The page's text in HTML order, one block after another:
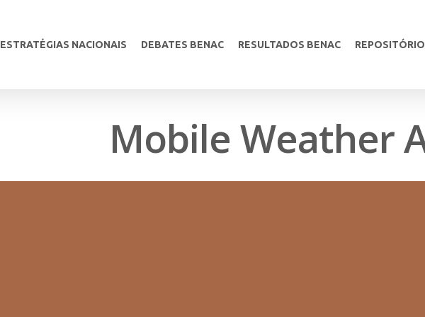
ESTRATÉGIAS NACIONAIS DEBATES BENAC RESULTADOS BENAC REPOSITÓRIO
Mobile Weather